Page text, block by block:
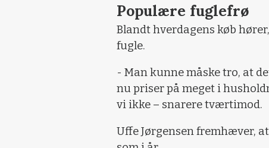
Populære fuglefrø
Blandt hverdagens køb
fugle.
- Man kunne måske tro, at
nu priser på meget i
vi ikke – snarere tværtimod.
Uffe Jørgensen fremhæver,